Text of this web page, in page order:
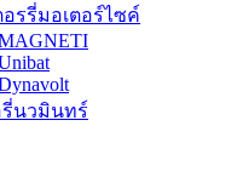
อรรี่มอเตอร์ไซค์
รี่นวมินทร์